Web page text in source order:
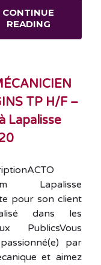
CONTINUE
READING
TP H/F –
Lapalisse
Lapalisse
pour son client
dans les
PublicsVous
par
et aimez